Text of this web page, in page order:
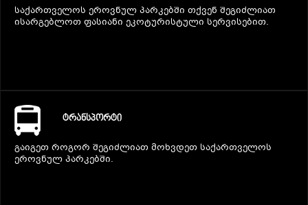
საქართველოს ეროვნულ პარკებში თქვენ შეგიძლიათ
ისარგებლოთ ფასიანი ეკოტურისტული სერვისებით.
ᲢᲠᲐᲜᲡᲞᲝᲠᲢᲘ
გაიგეთ როგორ შეგიძლიათ მოხვდეთ საქართველოს
ეროვნულ პარკებში.